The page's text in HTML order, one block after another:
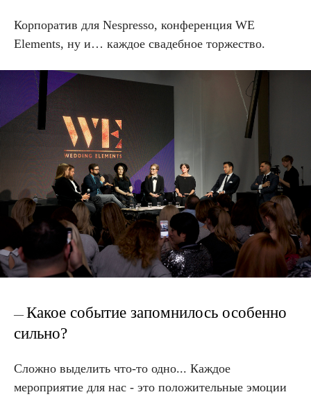
Корпоратив для Nespresso, конференция WE
Elements, ну и… каждое свадебное торжество.
— Какое событие запомнилось особенно
сильно?
Сложно выделить что-то одно... Каждое
мероприятие для нас - это положительные эмоции